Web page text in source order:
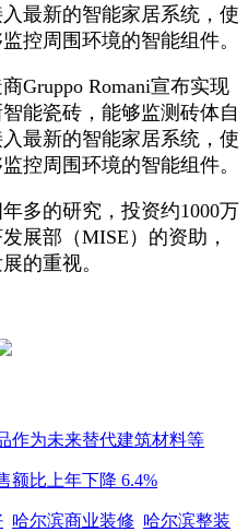
最新的智能家居系统，使
控周围环境的智能组件。
Romani宣布实现
能瓷砖，能够监测砖体自
最新的智能家居系统，使
控周围环境的智能组件。
的研究，投资约1000万
展部（MISE）的资助，
的重视。
作为未来替代建筑材料等
额比上年下降 6.4%
哈尔滨商业装修 哈尔滨整装